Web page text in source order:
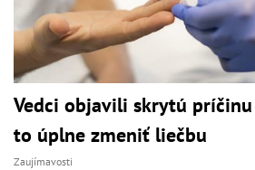
Vedci objavili skrytú
to úplne zmeniť liečbu
Zaujímavosti